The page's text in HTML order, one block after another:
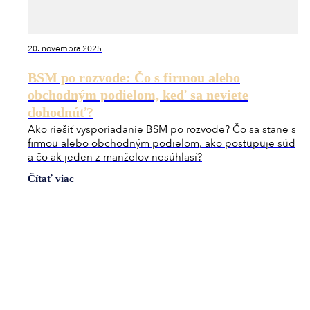
20. novembra 2025
BSM po rozvode: Čo s firmou alebo
obchodným podielom, keď sa neviete
dohodnúť?
Ako riešiť vysporiadanie BSM po rozvode? Čo sa stane s
firmou alebo obchodným podielom, ako postupuje súd
a čo ak jeden z manželov nesúhlasí?
Čítať viac